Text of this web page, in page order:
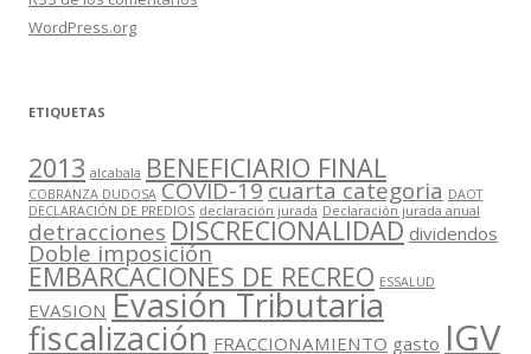
WordPress.org
ETIQUETAS
2013 alcabala BENEFICIARIO FINAL
COBRANZA DUDOSA COVID-19cuarta categoria DAOT
DECLARACIÓN DE PREDIOS declaración jurada Declaración jurada anual
detracciones DISCRECIONALIDAD dividendos
Doble imposición
EMBARCACIONES DE RECREO ESSALUD
EVASION Evasión Tributaria
fiscalización FRACCIONAMIENTO gasto IGV